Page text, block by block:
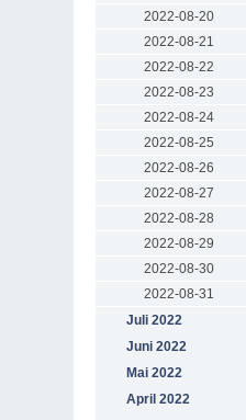
2022-08-20
2022-08-21
2022-08-22
2022-08-23
2022-08-24
2022-08-25
2022-08-26
2022-08-27
2022-08-28
2022-08-29
2022-08-30
2022-08-31
Juli 2022
Juni 2022
Mai 2022
April 2022